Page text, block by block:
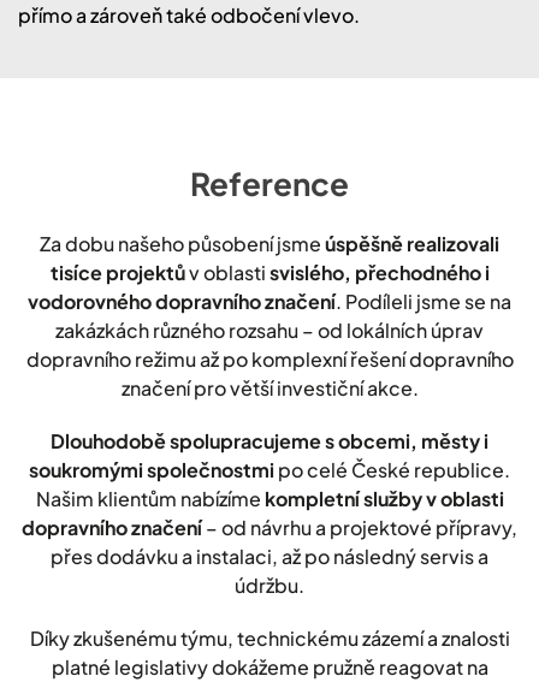
přímo a zároveň také odbočení vlevo.
Reference
Za dobu našeho působení jsmeúspěšně realizovali
tisíce projektův oblastisvislého, přechodného i
vodorovného dopravního značení. Podíleli jsme se na
zakázkách různého rozsahu – od lokálních úprav
dopravního režimu až po komplexní řešení dopravního
značení pro větší investiční akce.
Dlouhodobě spolupracujeme s obcemi, městy i
soukromými společnostmi po celé České republice.
Našim klientům nabízíme kompletní služby v oblasti
dopravního značení– od návrhu a projektové přípravy,
přes dodávku a instalaci, až po následný servis a
údržbu.
Díky zkušenému týmu, technickému zázemí a znalosti
platné legislativy dokážeme pružně reagovat na